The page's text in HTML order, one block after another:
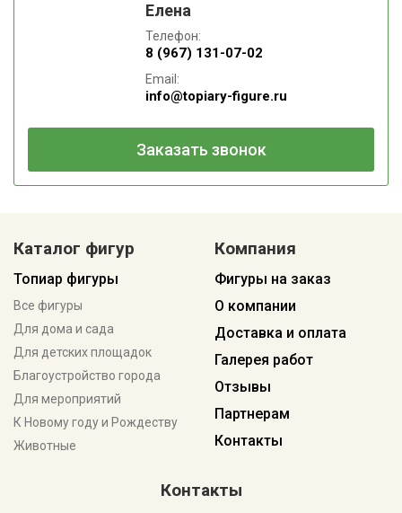
Елена
Телефон:
8 (967) 131-07-02
Email:
info@topiary-figure.ru
Заказать звонок
Каталог фигур
Топиар фигуры
Все фигуры
Для дома и сада
Для детских площадок
Благоустройство города
Для мероприятий
К Новому году и Рождеству
Животные
Компания
Фигуры на заказ
О компании
Доставка и оплата
Галерея работ
Отзывы
Партнерам
Контакты
Контакты